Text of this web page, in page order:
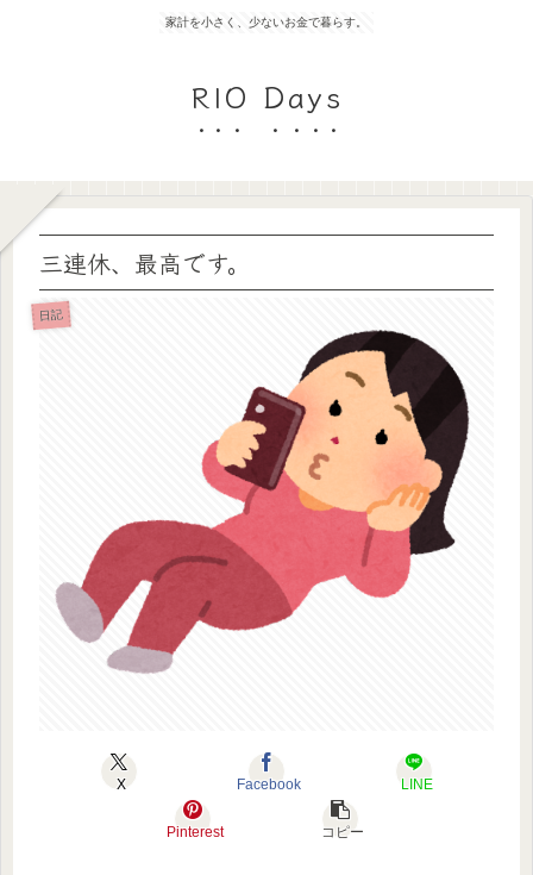
家計を小さく、少ないお金で暮らす。
RIO Days
三連休、最高です。
日記
X Facebook LINE
Pinterest コピー